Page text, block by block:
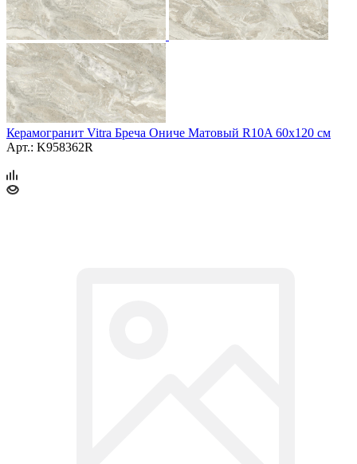
Керамогранит Vitra Бреча Ониче Матовый R10A 60x120 см
Арт.: K958362R